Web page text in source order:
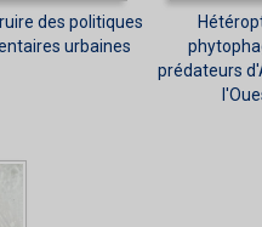
des politiques
urbaines
prédateurs